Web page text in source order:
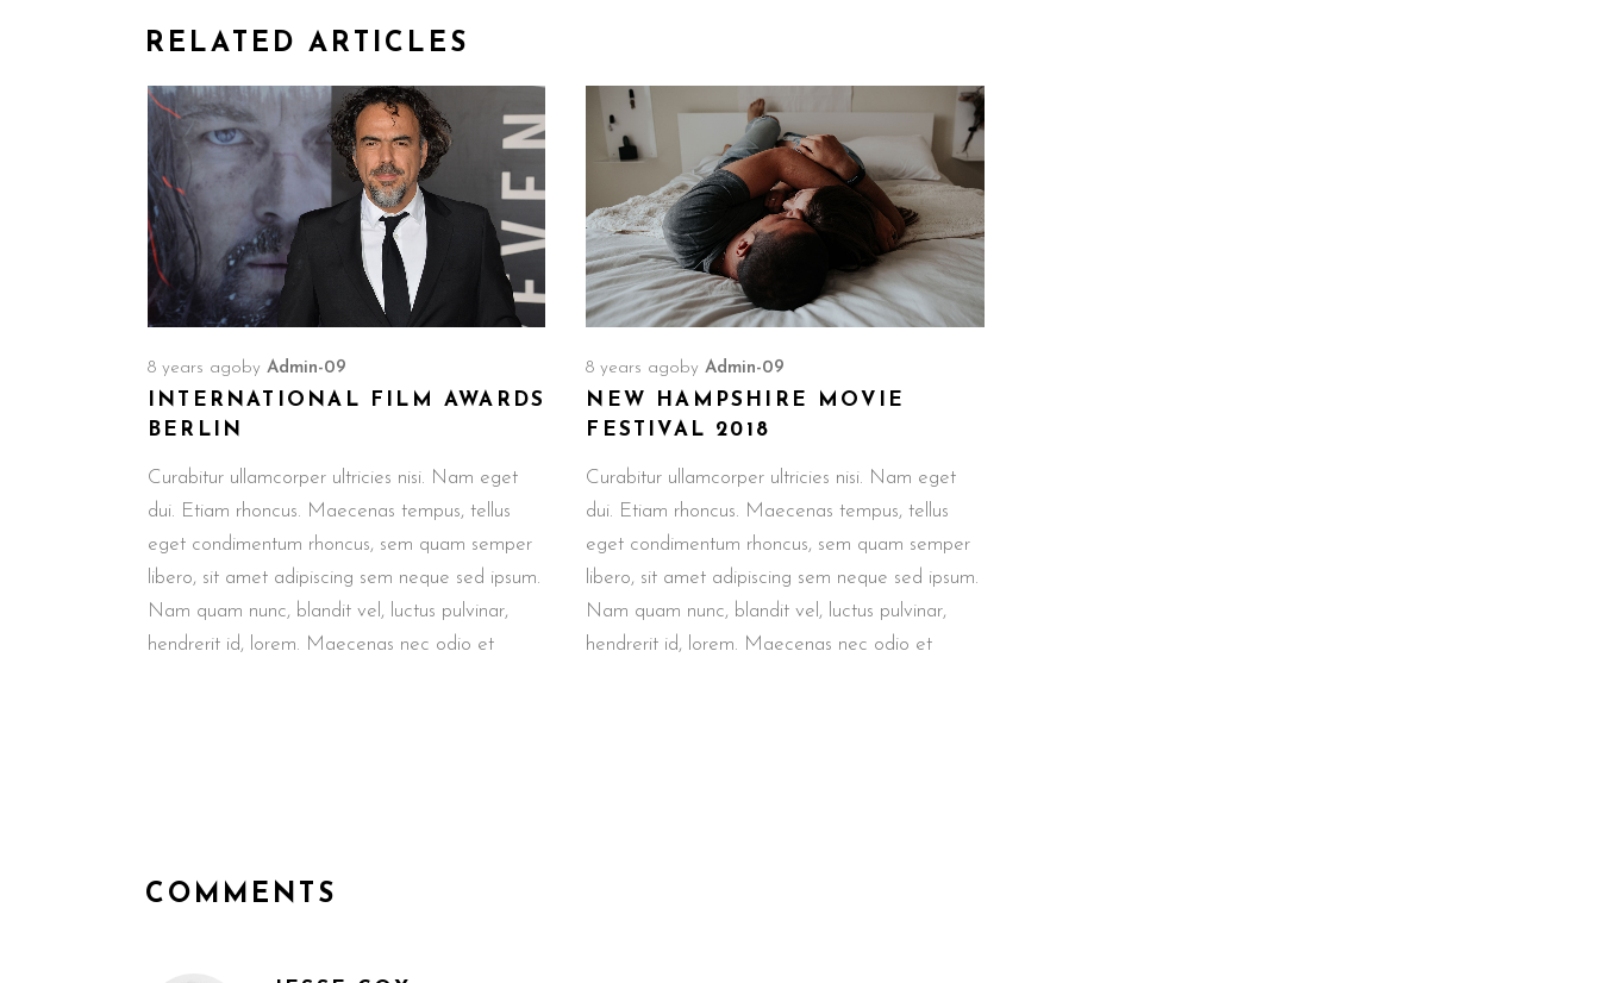
RELATED ARTICLES
8 years ago by Admin-09
INTERNATIONAL FILM AWARDS
BERLIN
Curabitur ullamcorper ultricies nisi. Nam eget
dui. Etiam rhoncus. Maecenas tempus, tellus
eget condimentum rhoncus, sem quam semper
libero, sit amet adipiscing sem neque sed ipsum.
Nam quam nunc, blandit vel, luctus pulvinar,
hendrerit id, lorem. Maecenas nec odio et
8 years ago byAdmin-09
NEW HAMPSHIRE MOVIE
FESTIVAL 2018
Curabitur ullamcorper ultricies nisi. Nam eget
dui. Etiam rhoncus. Maecenas tempus, tellus
eget condimentum rhoncus, sem quam semper
libero, sit amet adipiscing sem neque sed ipsum.
Nam quam nunc, blandit vel, luctus pulvinar,
hendrerit id, lorem. Maecenas nec odio et
COMMENTS